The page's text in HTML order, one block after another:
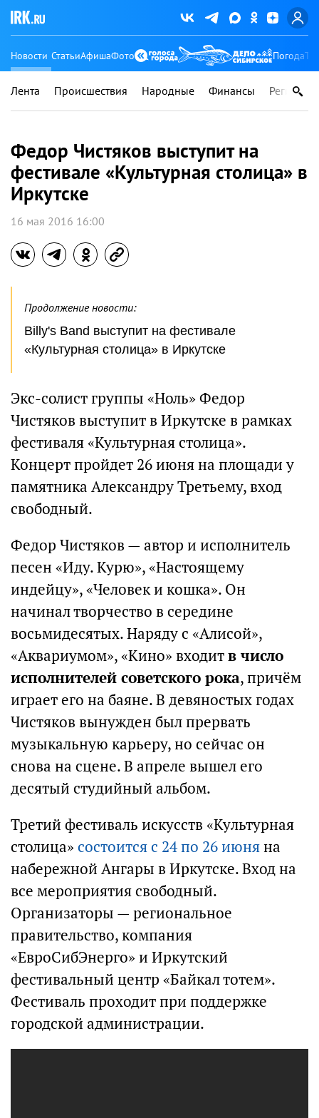
Новости СтатьиАфишаФото Погода
Лента Происшествия Народные Финансы Регионы
Федор Чистяков выступит на
фестивале «Культурная столица» в
Иркутске
16 мая 2016 16:00
Продолжение новости:
Billy's Band выступит на фестивале
«Культурная столица» в Иркутске
Экс-солист группы «Ноль» Федор
Чистяков выступит в Иркутске в рамках
фестиваля «Культурная столица».
Концерт пройдет 26 июня на площади у
памятника Александру Третьему, вход
свободный.
Федор Чистяков — автор и исполнитель
песен «Иду. Курю», «Настоящему
индейцу», «Человек и кошка». Он
начинал творчество в середине
восьмидесятых. Наряду с «Алисой»,
«Аквариумом», «Кино» входитв число
исполнителей советского рока, причём
играет его на баяне. В девяностых годах
Чистяков вынужден был прервать
музыкальную карьеру, но сейчас он
снова на сцене. В апреле вышел его
десятый студийный альбом.
Третий фестиваль искусств «Культурная
столица»состоится с 24 по 26 июняна
набережной Ангары в Иркутске. Вход на
все мероприятия свободный.
Организаторы — региональное
правительство, компания
«ЕвроСибЭнерго» и Иркутский
фестивальный центр «Байкал тотем».
Фестиваль проходит при поддержке
городской администрации.